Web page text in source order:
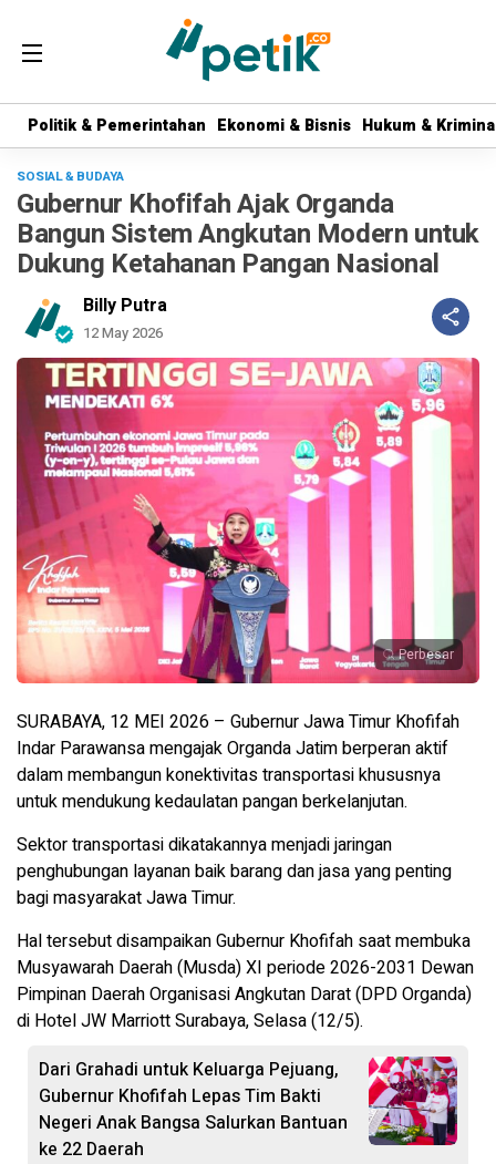
Politik & Pemerintahan Ekonomi & Bisnis Hukum &
Politik & Pemerintahan Ekonomi & Bisnis Hukum &
SOSIAL & BUDAYA
Gubernur Khofifah Ajak Organda
Bangun Sistem Angkutan Modern untuk
Dukung Ketahanan Pangan Nasional
Billy Putra
12 May 2026
Perbesar
SURABAYA, 12 MEI 2026 – Gubernur Jawa Timur Khofifah
Indar Parawansa mengajak Organda Jatim berperan aktif
dalam membangun konektivitas transportasi khususnya
untuk mendukung kedaulatan pangan berkelanjutan.
Sektor transportasi dikatakannya menjadi jaringan
penghubungan layanan baik barang dan jasa yang penting
bagi masyarakat Jawa Timur.
Hal tersebut disampaikan Gubernur Khofifah saat membuka
Musyawarah Daerah (Musda) XI periode 2026-2031 Dewan
Pimpinan Daerah Organisasi Angkutan Darat (DPD Organda)
di Hotel JW Marriott Surabaya, Selasa (12/5).
Dari Grahadi untuk Keluarga Pejuang,
Gubernur Khofifah Lepas Tim Bakti
Negeri Anak Bangsa Salurkan Bantuan
ke 22 Daerah